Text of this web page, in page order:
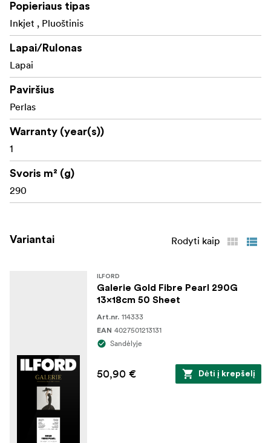
Popieriaus tipas
Inkjet , Pluoštinis
Lapai/Rulonas
Lapai
Paviršius
Perlas
Warranty (year(s))
1
Svoris m² (g)
290
Variantai Rodyti kaip
ILFORD
Galerie Gold Fibre Pearl 290G
13x18cm 50 Sheet
Art.nr. 114333
EAN 4027501213131
Sandėlyje
50,90 € Dėti į krepšelį